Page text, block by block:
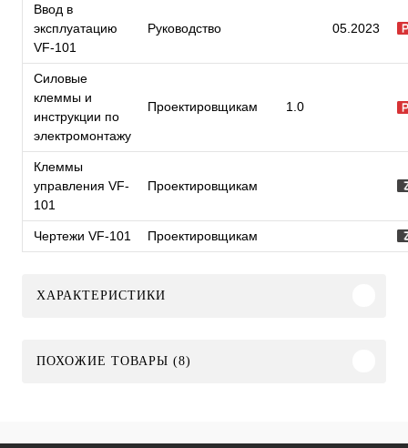
Ввод в
эксплуатацию
VF-101
Руководство 05.2023
Силовые
клеммы и
инструкции по
электромонтажу
Проектировщикам 1.0
Клеммы
управления VF-
101
Проектировщикам
Чертежи VF-101 Проектировщикам
ХАРАКТЕРИСТИКИ
ПОХОЖИЕ ТОВАРЫ (8)